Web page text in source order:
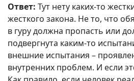
Ответ: Тут нету каких-то
жесткого закона. Не то, что
в гуру должна пропасть или
подвергнута каким-то
внешние испытания –
внутренних проблем. И если